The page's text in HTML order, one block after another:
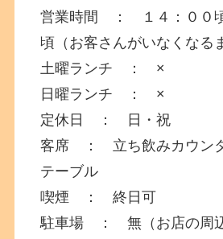
営業時間 ： １４：００
頃（お客さんがいなくなる
土曜ランチ ： ×
日曜ランチ ： ×
定休日 ： 日・祝
客席 ： 立ち飲みカウン
テーブル
喫煙 ： 終日可
駐車場 ： 無（お店の周